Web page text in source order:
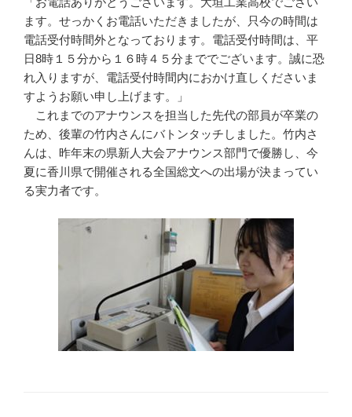
ます。せっかくお電話いただきましたが、只今の時間は
電話受付時間外となっております。電話受付時間は、平
日8時１５分から１６時４５分まででございます。誠に恐
れ入りますが、電話受付時間内におかけ直しくださいま
すようお願い申し上げます。」
これまでのアナウンスを担当した先代の部員が卒業の
ため、後輩の竹内さんにバトンタッチしました。竹内さ
んは、昨年末の県新人大会アナウンス部門で優勝し、今
夏に香川県で開催される全国総文への出場が決まってい
る実力者です。